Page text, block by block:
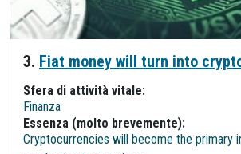
3. Fiat money will turn into
Sfera di attività vitale:
Finanza
Essenza (molto brevemente):
Cryptocurrencies will become the primary